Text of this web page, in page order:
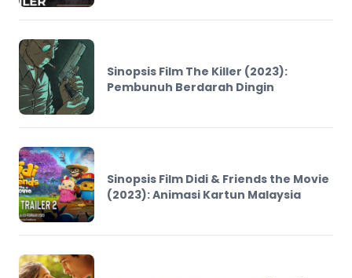
Sinopsis Film The Killer (2023):
Pembunuh Berdarah Dingin
Sinopsis Film Didi & Friends the Movie
(2023): Animasi Kartun Malaysia